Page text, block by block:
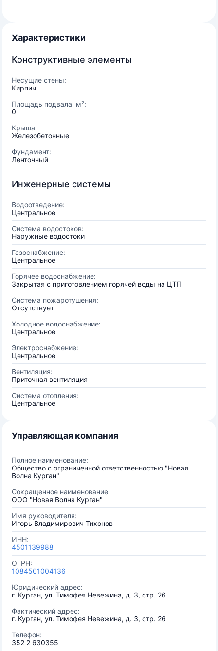
Характеристики
Конструктивные элементы
Несущие стены:
Кирпич
Площадь подвала, м²:
0
Крыша:
Железобетонные
Фундамент:
Ленточный
Инженерные системы
Водоотведение:
Центральное
Система водостоков:
Наружные водостоки
Газоснабжение:
Центральное
Горячее водоснабжение:
Закрытая с приготовлением горячей воды на ЦТП
Система пожаротушения:
Отсутствует
Холодное водоснабжение:
Центральное
Электроснабжение:
Центральное
Вентиляция:
Приточная вентиляция
Система отопления:
Центральное
Управляющая компания
Полное наименование:
Общество с ограниченной ответственностью "Новая
Волна Курган"
Сокращенное наименование:
ООО "Новая Волна Курган"
Имя руководителя:
Игорь Владимирович Тихонов
ИНН:
4501139988
ОГРН:
1084501004136
Юридический адрес:
г. Курган, ул. Тимофея Невежина, д. 3, стр. 26
Фактический адрес:
г. Курган, ул. Тимофея Невежина, д. 3, стр. 26
Телефон:
352 2 630355